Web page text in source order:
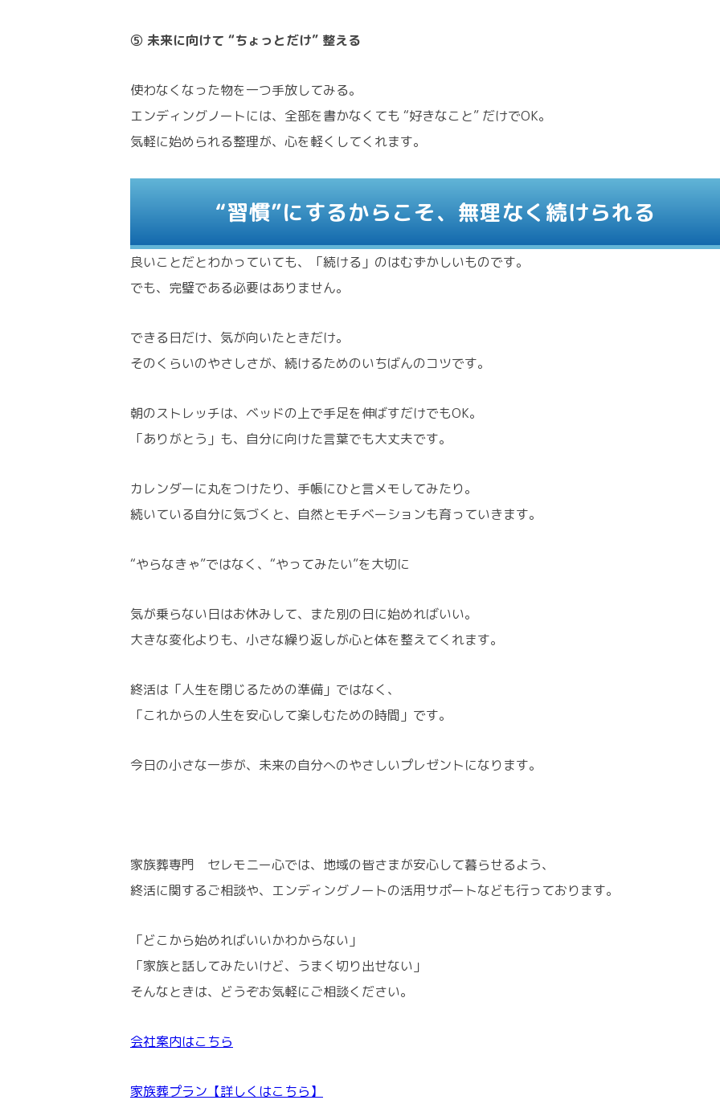
⑤ 未来に向けて “ちょっとだけ” 整える
使わなくなった物を一つ手放してみる。
エンディングノートには、全部を書かなくても “好きなこと” だけでOK。
気軽に始められる整理が、心を軽くしてくれます。
“習慣”にするからこそ、無理なく続けられる
良いことだとわかっていても、「続ける」のはむずかしいものです。
でも、完璧である必要はありません。
できる日だけ、気が向いたときだけ。
そのくらいのやさしさが、続けるためのいちばんのコツです。
朝のストレッチは、ベッドの上で手足を伸ばすだけでもOK。
「ありがとう」も、自分に向けた言葉でも大丈夫です。
カレンダーに丸をつけたり、手帳にひと言メモしてみたり。
続いている自分に気づくと、自然とモチベーションも育っていきます。
“やらなきゃ”ではなく、“やってみたい”を大切に
気が乗らない日はお休みして、また別の日に始めればいい。
大きな変化よりも、小さな繰り返しが心と体を整えてくれます。
終活は「人生を閉じるための準備」ではなく、
「これからの人生を安心して楽しむための時間」です。
今日の小さな一歩が、未来の自分へのやさしいプレゼントになります。
家族葬専門 セレモニー心では、地域の皆さまが安心して暮らせるよう、
終活に関するご相談や、エンディングノートの活用サポートなども行っております。
「どこから始めればいいかわからない」
「家族と話してみたいけど、うまく切り出せない」
そんなときは、どうぞお気軽にご相談ください。
会社案内はこちら
家族葬プラン【詳しくはこちら】